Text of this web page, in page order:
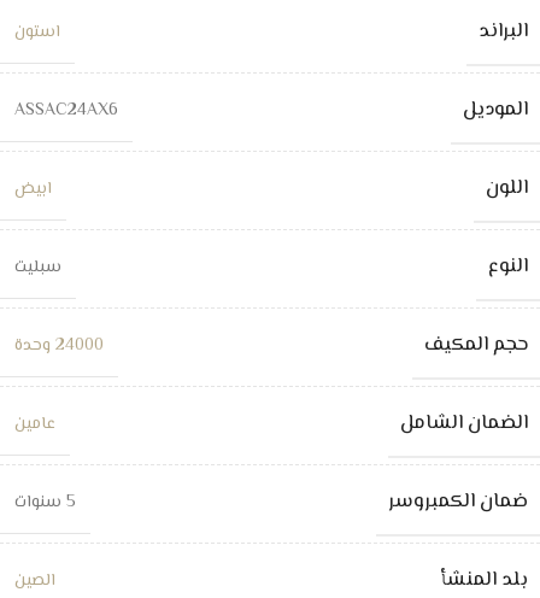
البراند استون
الموديل ASSAC24AX6
اللون ابيض
النوع سبليت
حجم المكيف 24000 وحدة
الضمان الشامل عامين
ضمان الكمبروسر 5 سنوات
بلد المنشأ الصين